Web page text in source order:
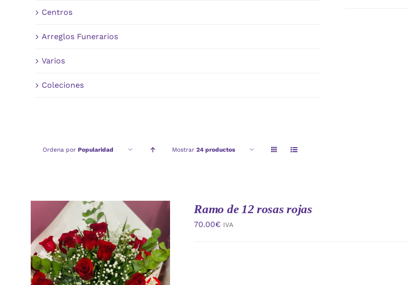
Centros
Arreglos Funerarios
Varios
Coleciones
Ordena por Popularidad Mostrar 24 productos
AÑADIR AL CARRITO /
VISTA
RAPIDA
Ramo de 12 rosas rojas
70.00€ IVA